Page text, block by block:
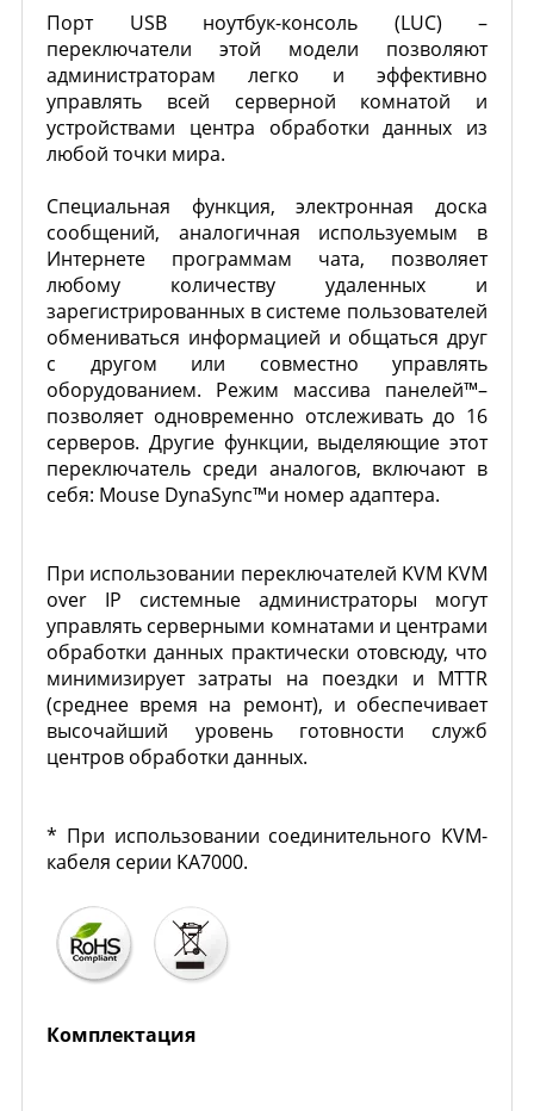
Порт USB ноутбук-консоль (LUC) –
переключатели этой модели позволяют
администраторам легко и эффективно
управлять всей серверной комнатой и
устройствами центра обработки данных из
любой точки мира.
Специальная функция, электронная доска
сообщений, аналогичная используемым в
Интернете программам чата, позволяет
любому количеству удаленных и
зарегистрированных в системе пользователей
обмениваться информацией и общаться друг
с другом или совместно управлять
оборудованием. Режим массива панелей™–
позволяет одновременно отслеживать до 16
серверов. Другие функции, выделяющие этот
переключатель среди аналогов, включают в
себя: Mouse DynaSync™и номер адаптера.
При использовании переключателей KVM KVM
over IP системные администраторы могут
управлять серверными комнатами и центрами
обработки данных практически отовсюду, что
минимизирует затраты на поездки и MTTR
(среднее время на ремонт), и обеспечивает
высочайший уровень готовности служб
центров обработки данных.
* При использовании соединительного KVM-
кабеля серии KA7000.
Комплектация